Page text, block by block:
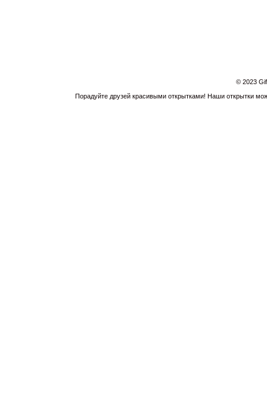
© 2023
Порадуйте друзей красивыми открытками! Наши открытки